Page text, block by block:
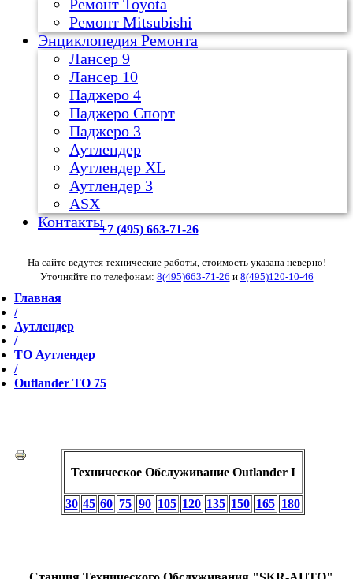
Ремонт Toyota
Ремонт Mitsubishi
Энциклопедия Ремонта
Лансер 9
Лансер 10
Паджеро 4
Паджеро Спорт
Паджеро 3
Аутлендер
Аутлендер ХL
Аутлендер 3
ASX
Контакты+7 (495) 663-71-26
На сайте ведутся технические работы, стоимость указана неверно!
Уточняйте по телефонам: 8(495)663-71-26 и 8(495)120-10-46
Главная
/
Аутлендер
/
ТО Аутлендер
/
Outlander TO 75
Техническое Обслуживание Outlander I
30 45 60 75 90 105 120 135 150 165 180